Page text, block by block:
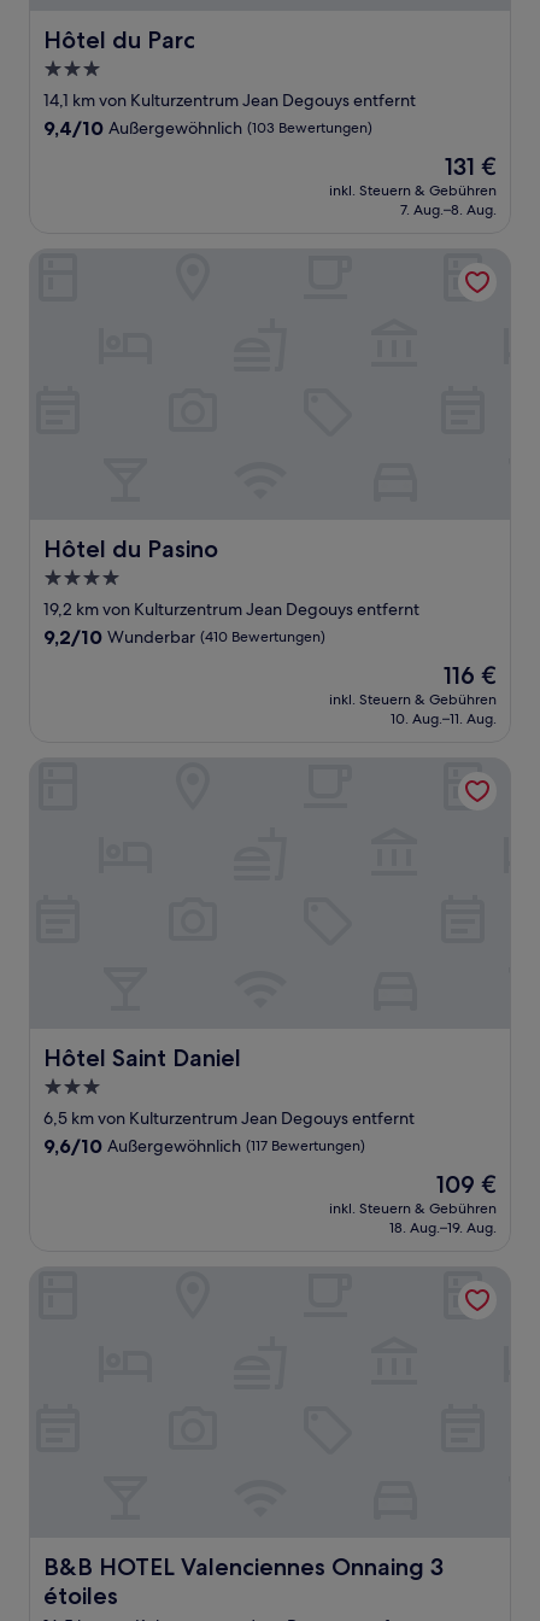
Hôtel du Parc
Hôtel du Parc
3.0-
Sterne-
Unterkunft
14,1 km von Kulturzentrum Jean Degouys entfernt
9.4
9,4/10 Außergewöhnlich (103 Bewertungen)
Der
Preis
beträgt
131 €
inkl. Steuern & Gebühren
7. Aug.–8. Aug.
Hôtel du Pasino
Hôtel du Pasino
4.0-
Sterne-
Unterkunft
19,2 km von Kulturzentrum Jean Degouys entfernt
9.2
9,2/10 Wunderbar (410 Bewertungen)
Der
Preis
beträgt
116 €
inkl. Steuern & Gebühren
10. Aug.–11. Aug.
Hôtel Saint Daniel
Hôtel Saint Daniel
3.0-
Sterne-
Unterkunft
6,5 km von Kulturzentrum Jean Degouys entfernt
9.6
9,6/10 Außergewöhnlich (117 Bewertungen)
Der
Preis
beträgt
109 €
inkl. Steuern & Gebühren
18. Aug.–19. Aug.
B&B HOTEL Valenciennes Onnaing 3
étoiles
B&B HOTEL Valenciennes Onnaing 3 étoiles